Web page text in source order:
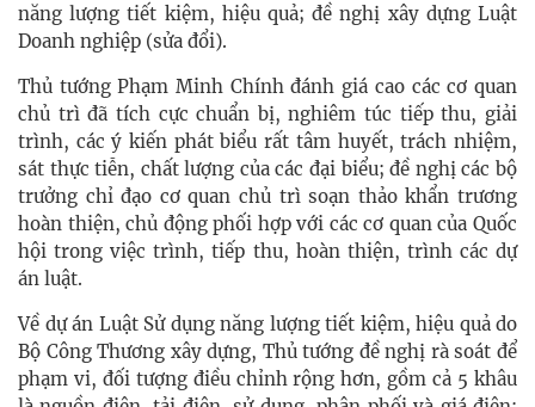
năng lượng tiết kiệm, hiệu quả; đề nghị xây dựng Luật
Doanh nghiệp (sửa đổi).
Thủ tướng Phạm Minh Chính đánh giá cao các cơ quan
chủ trì đã tích cực chuẩn bị, nghiêm túc tiếp thu, giải
trình, các ý kiến phát biểu rất tâm huyết, trách nhiệm,
sát thực tiễn, chất lượng của các đại biểu; đề nghị các bộ
trưởng chỉ đạo cơ quan chủ trì soạn thảo khẩn trương
hoàn thiện, chủ động phối hợp với các cơ quan của Quốc
hội trong việc trình, tiếp thu, hoàn thiện, trình các dự
án luật.
Về dự án Luật Sử dụng năng lượng tiết kiệm, hiệu quả do
Bộ Công Thương xây dựng, Thủ tướng đề nghị rà soát để
phạm vi, đối tượng điều chỉnh rộng hơn, gồm cả 5 khâu